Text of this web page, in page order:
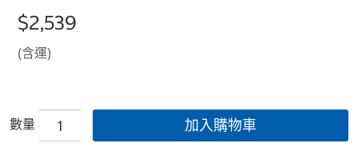
$2,539
(含運)
數量 加入購物車